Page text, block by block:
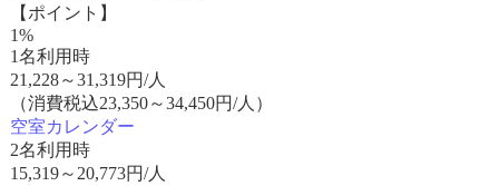
【ポイント】
1%
1名利用時
21,228～31,319円/人
（消費税込23,350～34,450円/人）
空室カレンダー
2名利用時
15,319～ 20,773円/人